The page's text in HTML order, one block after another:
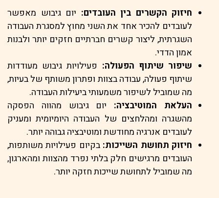
חיזוק הקשרים בין העובדים:יום גיבוש מאפשר
לעובדים להכיר אחד את השני מחוץ למסגרת העבודה
השגרתית, ליצור קשרים חברתיים חזקים יותר ולבנות
אמון הדדי.
שיפור שיתוף הפעולה:פעילויות גיבוש מעודדות
שיתוף פעולה, עבודה בצוות ופתרון משותף של בעיות,
מה שמוביל לשיפור משמעותי ביעילות העבודה.
העלאת המוטיבציה:יום גיבוש מהווה הפסקה
מהשגרה ומהלחצים של העבודה היומיומית ומעניק
לעובדים אנרגיה מחודשת ומוטיבציה גבוהה יותר.
חיזוק תחושת השייכות:בקיום פעילויות משותפות,
העובדים מרגישים חלק בלתי נפרד מהצוות ומהארגון,
מה שמוביל לתחושת שייכות חזקה יותר.